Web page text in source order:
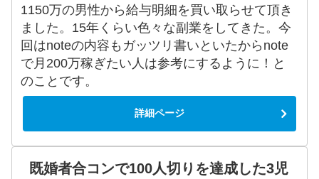
1150万の男性から給与明細を買い取らせて頂き
ました。15年くらい色々な副業をしてきた。今
回はnoteの内容もガッツリ書いといたからnote
で月200万稼ぎたい人は参考にするように！と
のことです。
詳細ページ
既婚者合コンで100人切りを達成した3児